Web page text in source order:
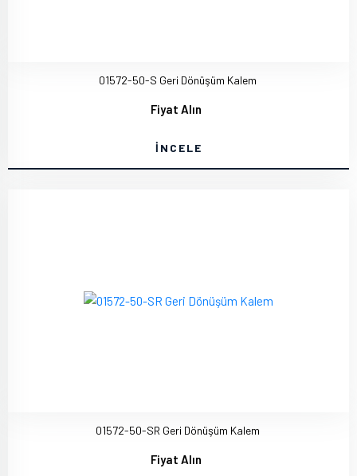
01572-50-S Geri Dönüşüm Kalem
Fiyat Alın
İNCELE
01572-50-SR Geri Dönüşüm Kalem
Fiyat Alın